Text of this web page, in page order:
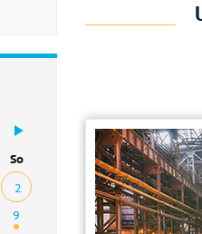
So
2
9